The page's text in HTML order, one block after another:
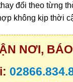
đổi theo từng
không kịp thời
NƠI,